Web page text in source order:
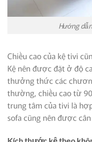
Hướng
Chiều cao của kệ tivi
Kệ nên được đặt ở độ
thưởng thức các
thường, chiều cao từ
trung tâm của tivi là
sofa cũng nên được